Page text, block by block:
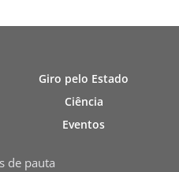
Giro pelo Estado
Ciência
Eventos
de pauta